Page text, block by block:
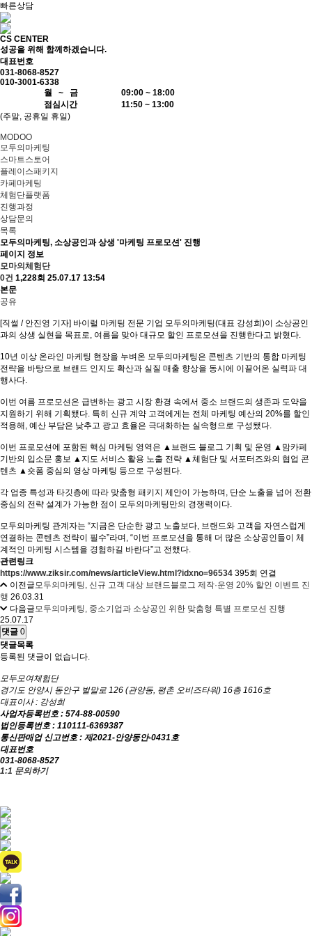
빠른상담
CS CENTER
성공을 위해 함께하겠습니다.
대표번호
031-8068-8527
010-3001-6338
월 ~ 금
09:00 ~ 18:00
점심시간
11:50 ~ 13:00
(주말, 공휴일 휴일)
MODOO
모두의마케팅
스마트스토어
플레이스패키지
카페마케팅
체험단플랫폼
진행과정
상담문의
목록
모두의마케팅, 소상공인과 상생 '마케팅 프로모션' 진행
페이지 정보
모마의체험단
0건 1,228회 25.07.17 13:54
본문
공유
[직썰 / 안진영 기자] 바이럴 마케팅 전문 기업 모두의마케팅(대표 강성희)이 소상공인
과의 상생 실현을 목표로, 여름을 맞아 대규모 할인 프로모션을 진행한다고 밝혔다.
10년 이상 온라인 마케팅 현장을 누벼온 모두의마케팅은 콘텐츠 기반의 통합 마케팅
전략을 바탕으로 브랜드 인지도 확산과 실질 매출 향상을 동시에 이끌어온 실력파 대
행사다.
이번 여름 프로모션은 급변하는 광고 시장 환경 속에서 중소 브랜드의 생존과 도약을
지원하기 위해 기획됐다. 특히 신규 계약 고객에게는 전체 마케팅 예산의 20%를 할인
적용해, 예산 부담은 낮추고 광고 효율은 극대화하는 실속형으로 구성됐다.
이번 프로모션에 포함된 핵심 마케팅 영역은 ▲브랜드 블로그 기획 및 운영 ▲맘카페
기반의 입소문 홍보 ▲지도 서비스 활용 노출 전략 ▲체험단 및 서포터즈와의 협업 콘
텐츠 ▲숏폼 중심의 영상 마케팅 등으로 구성된다.
각 업종 특성과 타깃층에 따라 맞춤형 패키지 제안이 가능하며, 단순 노출을 넘어 전환
중심의 전략 설계가 가능한 점이 모두의마케팅만의 경쟁력이다.
모두의마케팅 관계자는 “지금은 단순한 광고 노출보다, 브랜드와 고객을 자연스럽게
연결하는 콘텐츠 전략이 필수”라며, “이번 프로모션을 통해 더 많은 소상공인들이 체
계적인 마케팅 시스템을 경험하길 바란다”고 전했다.
관련링크
https://www.ziksir.com/news/articleView.html?idxno=96534 395회 연결
이전글모두의마케팅, 신규 고객 대상 브랜드블로그 제작·운영 20% 할인 이벤트 진
행 26.03.31
다음글모두의마케팅, 중소기업과 소상공인 위한 맞춤형 특별 프로모션 진행
25.07.17
댓글 0
댓글목록
등록된 댓글이 없습니다.
모두모여체험단
경기도 안양시 동안구 벌말로 126 (관양동, 평촌 오비즈타워) 16층 1616호
대표이사 : 강성희
사업자등록번호 : 574-88-00590
법인등록번호 : 110111-6369387
통신판매업 신고번호 : 제2021-안양동안-0431호
대표번호
031-8068-8527
1:1 문의하기